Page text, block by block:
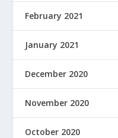
February 2021
January 2021
December 2020
November 2020
October 2020